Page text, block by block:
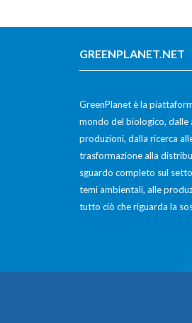
GREENPLANET.NET
GreenPlanet è la
mondo del biologico, dalle
produzioni, dalla ricerca
trasformazione alla
sguardo completo sul
temi ambientali, alle
tutto ciò che riguarda la